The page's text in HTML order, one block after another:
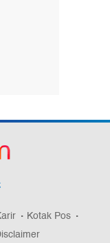
Kotak Pos